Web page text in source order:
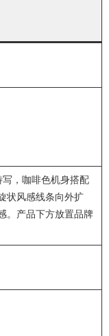
，咖啡色机身搭配
状风感线条向外扩
。产品下方放置品牌